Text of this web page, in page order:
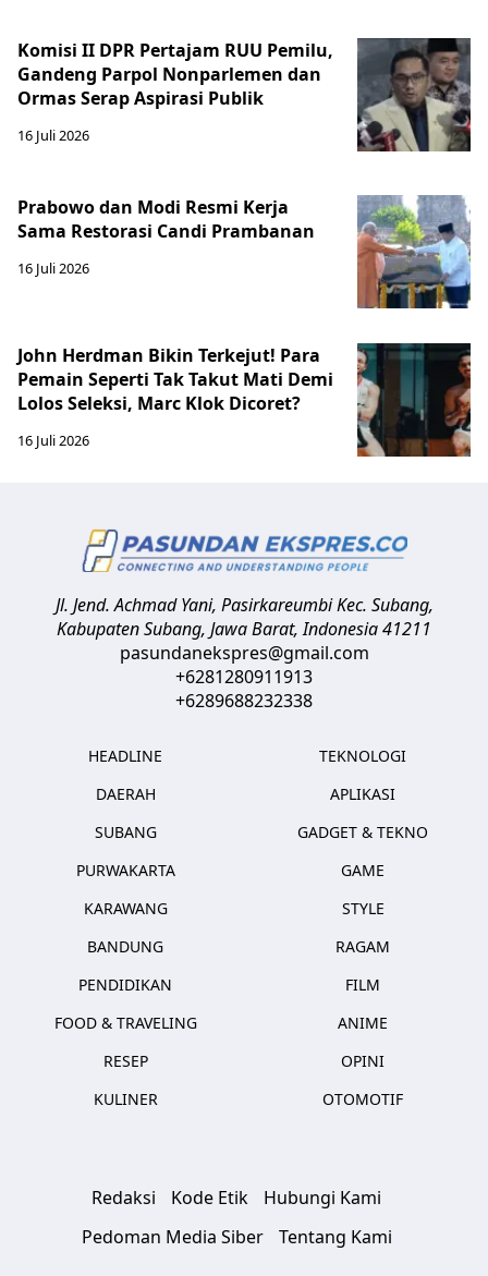
Komisi II DPR Pertajam RUU Pemilu,
Gandeng Parpol Nonparlemen dan
Ormas Serap Aspirasi Publik
16 Juli 2026
Prabowo dan Modi Resmi Kerja
Sama Restorasi Candi Prambanan
16 Juli 2026
John Herdman Bikin Terkejut! Para
Pemain Seperti Tak Takut Mati Demi
Lolos Seleksi, Marc Klok Dicoret?
16 Juli 2026
Jl. Jend. Achmad Yani, Pasirkareumbi Kec. Subang,
Kabupaten Subang, Jawa Barat,Indonesia41211
pasundanekspres@gmail.com
+6281280911913
+6289688232338
HEADLINE
DAERAH
SUBANG
PURWAKARTA
KARAWANG
BANDUNG
PENDIDIKAN
FOOD & TRAVELING
RESEP
KULINER
TEKNOLOGI
APLIKASI
GADGET & TEKNO
GAME
STYLE
RAGAM
FILM
ANIME
OPINI
OTOMOTIF
Redaksi Kode Etik
Hubungi Kami
Pedoman Media Siber
Tentang Kami